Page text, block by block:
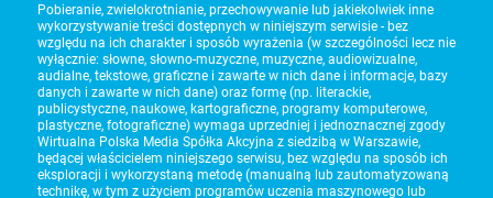
Pobieranie, zwielokrotnianie, przechowywanie lub jakiekolwiek inne
wykorzystywanie treści dostępnych w niniejszym serwisie - bez
względu na ich charakter i sposób wyrażenia (w szczególności lecz nie
wyłącznie: słowne, słowno-muzyczne, muzyczne, audiowizualne,
audialne, tekstowe, graficzne i zawarte w nich dane i informacje, bazy
danych i zawarte w nich dane) oraz formę (np. literackie,
publicystyczne, naukowe, kartograficzne, programy komputerowe,
plastyczne, fotograficzne) wymaga uprzedniej i jednoznacznej zgody
Wirtualna Polska Media Spółka Akcyjna z siedzibą w Warszawie,
będącej właścicielem niniejszego serwisu, bez względu na sposób ich
eksploracji i wykorzystaną metodę (manualną lub zautomatyzowaną
technikę, w tym z użyciem programów uczenia maszynowego lub